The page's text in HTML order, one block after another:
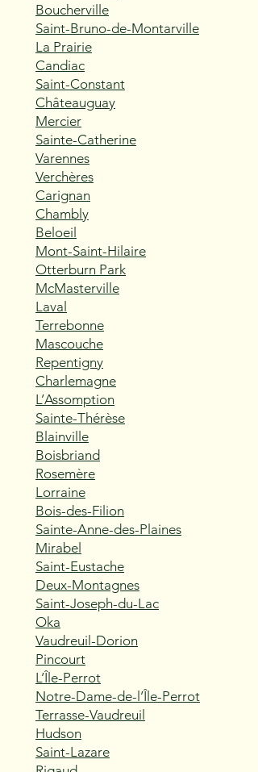
Boucherville
Saint-Bruno-de-Montarville
La Prairie
Candiac
Saint-Constant
Châteauguay
Mercier
Sainte-Catherine
Varennes
Verchères
Carignan
Chambly
Beloeil
Mont-Saint-Hilaire
Otterburn Park
McMasterville
Laval
Terrebonne
Mascouche
Repentigny
Charlemagne
L’Assomption
Sainte-Thérèse
Blainville
Boisbriand
Rosemère
Lorraine
Bois-des-Filion
Sainte-Anne-des-Plaines
Mirabel
Saint-Eustache
Deux-Montagnes
Saint-Joseph-du-Lac
Oka
Vaudreuil-Dorion
Pincourt
L’Île-Perrot
Notre-Dame-de-l’Île-Perrot
Terrasse-Vaudreuil
Hudson
Saint-Lazare